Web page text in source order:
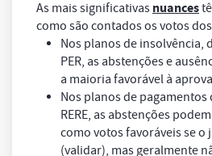
As mais significativas nuances
como são contados os votos
Nos planos de insolvência,
PER, as abstenções e
a maioria favorável à
Nos planos de pagamentos
RERE, as abstenções
como votos favoráveis se o
(validar), mas geralmente